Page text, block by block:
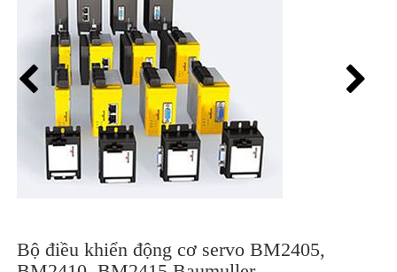
Bộ điều khiển động cơ servo BM2405,